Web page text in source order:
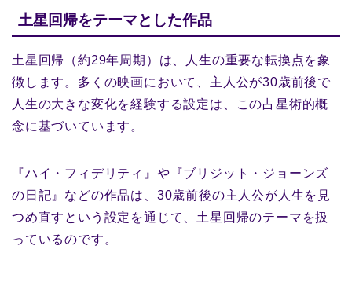
土星回帰をテーマとした作品
土星回帰（約29年周期）は、人生の重要な転換点を象
徴します。多くの映画において、主人公が30歳前後で
人生の大きな変化を経験する設定は、この占星術的概
念に基づいています。
『ハイ・フィデリティ』や『ブリジット・ジョーンズ
の日記』などの作品は、30歳前後の主人公が人生を見
つめ直すという設定を通じて、土星回帰のテーマを扱
っているのです。